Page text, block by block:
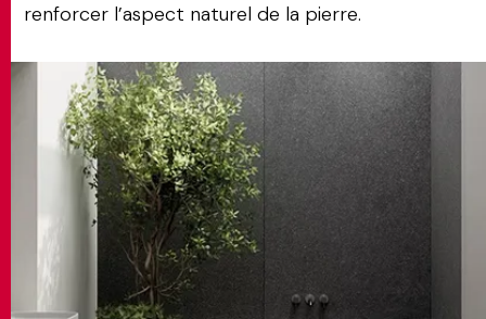
renforcer l’aspect naturel de la pierre.